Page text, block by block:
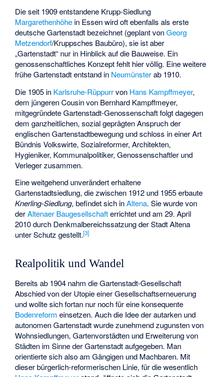
Die seit 1909 entstandene Krupp-Siedlung
Margarethenhöhe in Essen wird oft ebenfalls als erste
deutsche Gartenstadt bezeichnet (geplant vonGeorg
Metzendorf/Kruppsches Baubüro), sie ist aber
„Gartenstadt“ nur in Hinblick auf die Bauweise. Ein
genossenschaftliches Konzept fehlt hier völlig. Eine weitere
frühe Gartenstadt entstand in Neumünsterab 1910.
Die 1905 in Karlsruhe-Rüppurrvon Hans Kampffmeyer,
dem jüngeren Cousin von Bernhard Kampffmeyer,
mitgegründete Gartenstadt-Genossenschaft folgt dagegen
dem ganzheitlichen, sozial geprägten Anspruch der
englischen Gartenstadtbewegung und schloss in einer Art
Bündnis Volkswirte, Sozialreformer, Architekten,
Hygieniker, Kommunalpolitiker, Genossenschaftler und
Verleger zusammen.
Eine weitgehend unverändert erhaltene
Gartenstadtsiedlung, die zwischen 1912 und 1955 erbaute
Knerling-Siedlung, befindet sich inAltena. Sie wurde von
derAltenaer Baugesellschafterrichtet und am 29. April
2010 durch Denkmalbereichssatzung der Stadt Altena
unter Schutz gestellt.[3]
Realpolitik und Wandel
Bereits ab 1904 nahm die Gartenstadt-Gesellschaft
Abschied von der Utopie einer Gesellschaftserneuerung
und wollte sich fortan nur noch für eine konsequente
Bodenreform einsetzen. Auch die Idee der autarken und
autonomen Gartenstadt wurde zunehmend zugunsten von
Wohnsiedlungen, Gartenvorstädten und Erweiterung von
Städten im Sinne der Gartenstadt aufgegeben. Man
orientierte sich also am Gängigen und Machbaren. Mit
dieser bürgerlich-reformerischen Linie, für die wesentlich